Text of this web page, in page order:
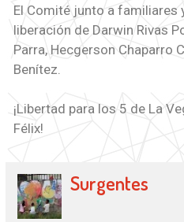
El Comité junto a familiares
liberación de Darwin Rivas
Parra, Hecgerson Chaparro
Benítez.
¡Libertad para los 5 de La
Félix!
Surgentes